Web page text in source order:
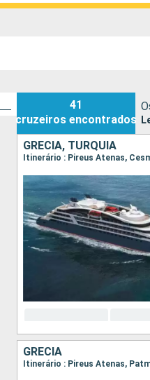
41
cruzeiros encontrados
GRÉCIA, TURQUIA
Itinerário : Pireus Atenas,
GRÉCIA
Itinerário : Pireus Atenas,